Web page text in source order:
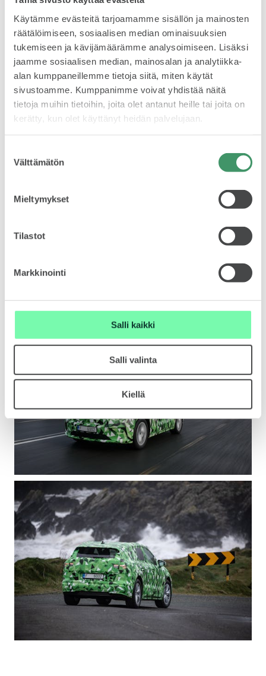
Käytämme evästeitä tarjoamamme sisällön ja mainosten
räätälöimiseen, sosiaalisen median ominaisuuksien
tukemiseen ja kävijämäärämme analysoimiseen. Lisäksi
jaamme sosiaalisen median, mainosalan ja analytiikka-
alan kumppaneillemme tietoja siitä, miten käytät
sivustoamme. Kumppanimme voivat yhdistää näitä
tietoja muihin tietoihin, joita olet antanut heille tai joita on
kerätty, kun olet käyttänyt heidän palvelujaan.
valinta
Välttämätön
Mieltymykset
Tilastot
Markkinointi
Salli kaikki
Salli valinta
Kiellä
VASTUULLISUUS
ŠKODA 130 VUOTTA
SPONSOROINTI & YHTEISTYÖ
KLASSIKOT
RALLI
Mallit
FABIA